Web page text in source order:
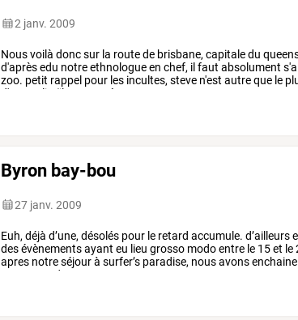
2 janv. 2009
Nousvoilà doncsur la routede brisbane, capitaledu
d'aprèsedu notreethnologueen chef, il faut absolument
zoo. petit rappel pour les incultes, steve n'est autreque le
d'australie
(il capturé
Byron bay-bou
27 janv. 2009
Euh, déjà d’une, désolés pour le retard accumule. d’ailleurs
desévènementsayant eu lieu grosso modoentre le 15et le
apres notreséjourà surfer’s paradise, nousavonsenchaine
sydney